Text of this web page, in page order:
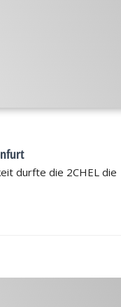
durfte die 2CHEL die